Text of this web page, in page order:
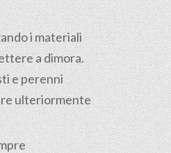
i materiali
a dimora.
e perenni
ulteriormente